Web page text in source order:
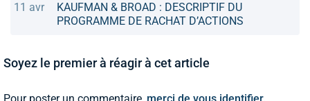
11 avr
KAUFMAN & BROAD : DESCRIPTIF DU
PROGRAMME DE RACHAT D’ACTIONS
Soyez le premier à réagir à cet article